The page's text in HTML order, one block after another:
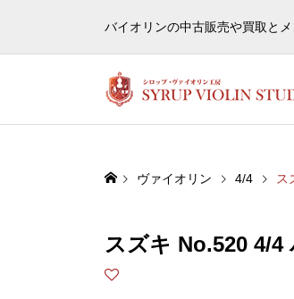
バイオリンの中古販売や買取と
ヴァイオリン 4/4 ス
スズキ No.520 4/4